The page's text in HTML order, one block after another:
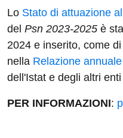
Lo Stato di attuazione
del Psn 2023-2025 è
2024 e inserito, come
nella Relazione
dell'Istat e degli altri
PER INFORMAZIONI: